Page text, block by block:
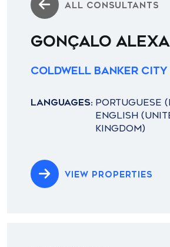
ALL CONSULTANTS
GONÇALO
Coldwell Banker City
LANGUAGES: PORTUGUESE
ENGLISH
KINGDOM)
VIEW PROPERTIES